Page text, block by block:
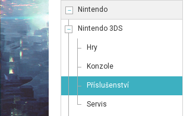
Nintendo
Nintendo 3DS
Hry
Konzole
Příslušenství
Servis